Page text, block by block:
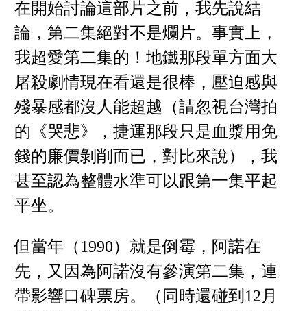
在開始討論這部片之前，我先說結
論，第二集絕對不是爛片。事實上，
我超愛第二集的！地鐵那段單方面大
屠殺劇情現在看還是很棒，壓迫感與
殘暴感都沒人能超越（請忽視台灣拍
的《哭悲》，捷運那段只是血漿用免
錢的廉價剝削而已，對比來說），我
甚至認為整體水準可以跟第一集平起
平坐。
但當年（1990）就是倒霉，阿諾在
先，又因為阿諾沒有參演第二集，連
帶影響口碑票房。（同時還碰到12月